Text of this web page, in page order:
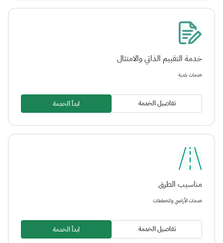
خدمة التقييم الذاتي والامتثال
خدمات بلدية
تفاصيل الخدمة ابدأ الخدمة
مناسيب الطرق
خدمات الأراضي والمخططات
تفاصيل الخدمة ابدأ الخدمة